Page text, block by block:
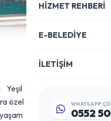
HİZMET REHBERİ
E-BELEDİYE
İLETİŞİM
WHATSAPP
0552
Yeşil Sokak’ta hizmet
özel olarak tasarlanmış
alanıdır. Yalova